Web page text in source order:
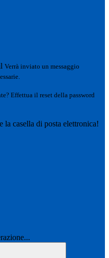
Verrà inviato un messaggio
Effettua il reset della password
casella di posta elettronica!